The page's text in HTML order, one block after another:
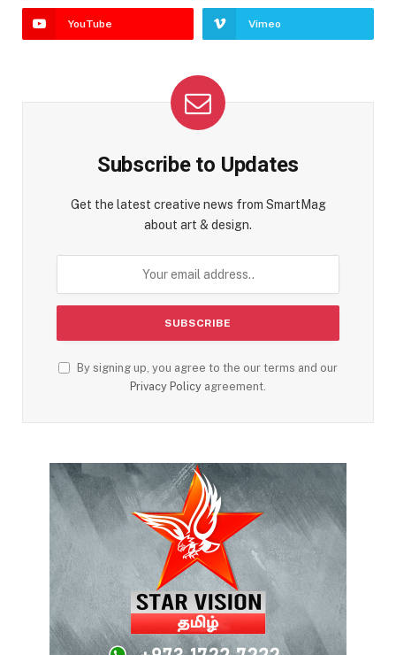
YouTube Vimeo
Subscribe to Updates
Get the latest creative news from SmartMag
about art & design.
By signing up, you agree to the our terms and our
Privacy Policy agreement.